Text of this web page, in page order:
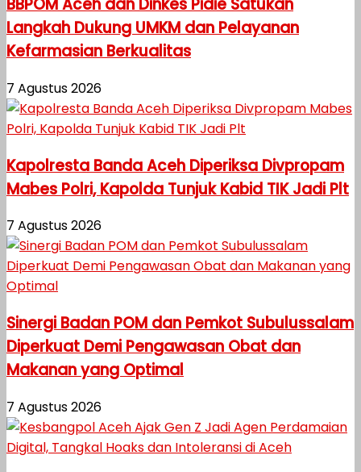
BBPOM Aceh dan Dinkes Pidie Satukan
Langkah Dukung UMKM dan Pelayanan
Kefarmasian Berkualitas
7 Agustus 2026
Kapolresta Banda Aceh Diperiksa Divpropam
Mabes Polri, Kapolda Tunjuk Kabid TIK Jadi Plt
7 Agustus 2026
Sinergi Badan POM dan Pemkot Subulussalam
Diperkuat Demi Pengawasan Obat dan
Makanan yang Optimal
7 Agustus 2026